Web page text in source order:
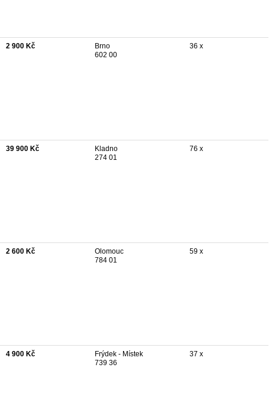
2 900 Kč
Brno
602 00
36 x
39 900 Kč
Kladno
274 01
76 x
2 600 Kč
Olomouc
784 01
59 x
4 900 Kč
Frýdek - Místek
739 36
37 x